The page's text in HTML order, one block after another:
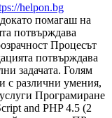
helpon.bg
помагаш на
потвърждава
Процесът
потвърждава
задачата. Голям
с различни умения,
Програмиране
and PHP 4.5 (2